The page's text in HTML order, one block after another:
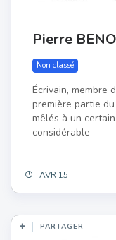
Pierre
Non classé
Écrivain, membre
première partie
mêlés à un
considérable
AVR 15
PARTAGER